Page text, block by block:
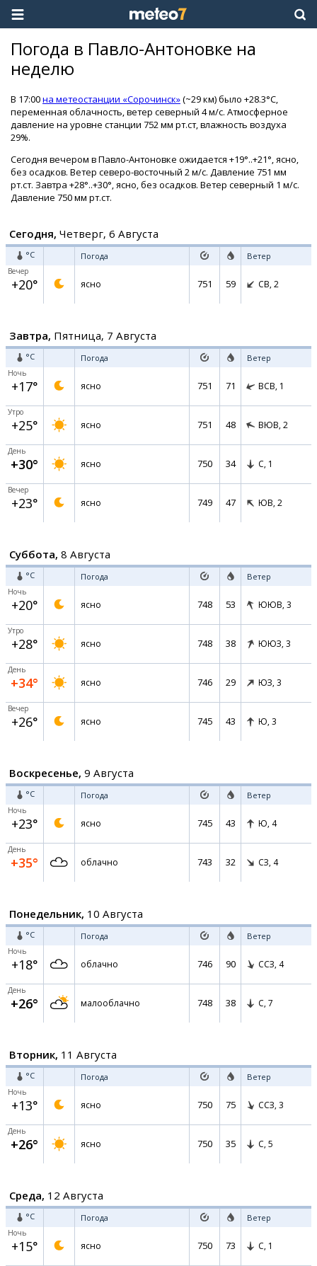
Погода в Павло-Антоновке на
неделю
В 17:00на метеостанции «Сорочинск»(~29 км) было +28.3°C,
переменная облачность, ветер северный 4 м/с. Атмосферное
давление на уровне станции 752 мм рт.ст, влажность воздуха
29%.
Сегодня вечером в Павло-Антоновке ожидается +19°..+21°, ясно,
без осадков. Ветер северо-восточный 2 м/с. Давление 751 мм
рт.ст. Завтра +28°..+30°, ясно, без осадков. Ветер северный 1 м/с.
Давление 750 мм рт.ст.
Сегодня, Четверг, 6 Августа
°C Погода Ветер
Вечер
+20° ясно 751 59 СВ, 2
Завтра, Пятница, 7 Августа
°C Погода Ветер
Ночь
+17° ясно 751 71 ВСВ, 1
Утро
+25° ясно 751 48 ВЮВ, 2
День
+30° ясно 750 34 С, 1
Вечер
+23° ясно 749 47 ЮВ, 2
Суббота, 8 Августа
°C Погода Ветер
Ночь
+20° ясно 748 53 ЮЮВ, 3
Утро
+28° ясно 748 38 ЮЮЗ, 3
День
+34° ясно 746 29 ЮЗ, 3
Вечер
+26° ясно 745 43 Ю, 3
Воскресенье, 9 Августа
°C Погода Ветер
Ночь
+23° ясно 745 43 Ю, 4
День
+35° облачно 743 32 СЗ, 4
Понедельник, 10 Августа
°C Погода Ветер
Ночь
+18° облачно 746 90 ССЗ, 4
День
+26° малооблачно 748 38 С, 7
Вторник, 11 Августа
°C Погода Ветер
Ночь
+13° ясно 750 75 ССЗ, 3
День
+26° ясно 750 35 С, 5
Среда, 12 Августа
°C Погода Ветер
Ночь
+15° ясно 750 73 С, 1